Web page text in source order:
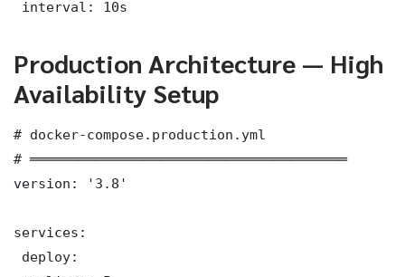
interval: 10s
Production Architecture — High
Availability Setup
# docker-compose.production.yml
# ═══════════════════════════════════════
version: '3.8'
services:
deploy: